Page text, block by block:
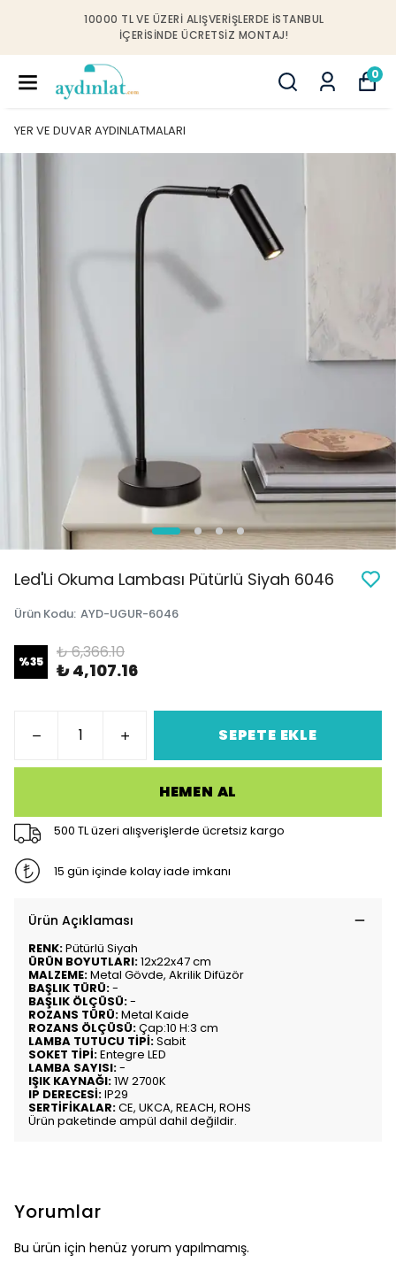
10000 TL VE ÜZERI ALIŞVERIŞLERDE İSTANBUL
IÇERISINDE ÜCRETSIZ MONTAJ!
0
YER VE DUVAR AYDINLATMALARI
Led'Li Okuma Lambası Pütürlü Siyah 6046
Ürün Kodu: AYD-UGUR-6046
%35 ₺ 6,366.10
₺ 4,107.16
SEPETE EKLE
HEMEN AL
500 TL üzeri alışverişlerde ücretsiz kargo
15 gün içinde kolay iade imkanı
Ürün Açıklaması
RENK:Pütürlü Siyah
ÜRÜN BOYUTLARI:12x22x47 cm
MALZEME:Metal Gövde, Akrilik Difüzör
BAŞLIK TÜRÜ:-
BAŞLIK ÖLÇÜSÜ:-
ROZANS TÜRÜ:Metal Kaide
ROZANS ÖLÇÜSÜ:Çap:10 H:3 cm
LAMBA TUTUCU TİPİ:Sabit
SOKET TİPİ:Entegre LED
LAMBA SAYISI:-
IŞIK KAYNAĞI:1W 2700K
IP DERECESİ:IP29
SERTİFİKALAR:CE, UKCA, REACH, ROHS
Ürün paketinde ampül dahil değildir.
Yorumlar
Bu ürün için henüz yorum yapılmamış.